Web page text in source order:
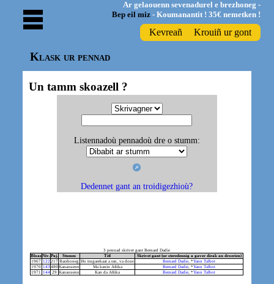
Ar gelaouenn sevenadurel e brezhoneg -
Bep eil miz- Koumanantit ! 35€ nemetken !
Kevreañ Krouiñ ur gont
Klask ur pennad
Un tamm skoazell ?
Listennadoù pennadoù dre o stumm:
Dedennet gant an troidigezhioù?
3 pennad skrivet gant Bernard Dadie
BloazNiv. Paj. Stumm Titl
Skrivet gant (ur steredennig a gaver dirak an droerien)
1967 122 217 Barzhoneg Ho trugarekaat a ran, va doue Bernard Dadie , *Yann Talbot
1970 143480Kanaouenn Ma kanin Afrika Bernard Dadie , *Yann Talbot
1971
144 29 Kanaouenn Kan da Afrika Bernard Dadie , *Yann Talbot